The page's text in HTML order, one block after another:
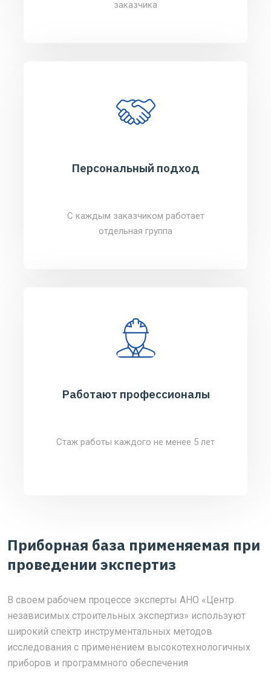
заказчика
Персональный подход
С каждым заказчиком работает
отдельная группа
Работают профессионалы
Стаж работы каждого не менее 5 лет
Приборная база применяемая при
проведении экспертиз
В своем рабочем процессе эксперты АНО «Центр
независимых строительных экспертиз» используют
широкий спектр инструментальных методов
исследования с применением высокотехнологичных
приборов и программного обеспечения